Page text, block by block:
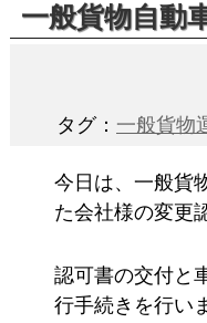
一般貨物自動
タグ： 一般貨物
今日は、一般貨
た会社様の変更
認可書の交付と
行手続きを行い